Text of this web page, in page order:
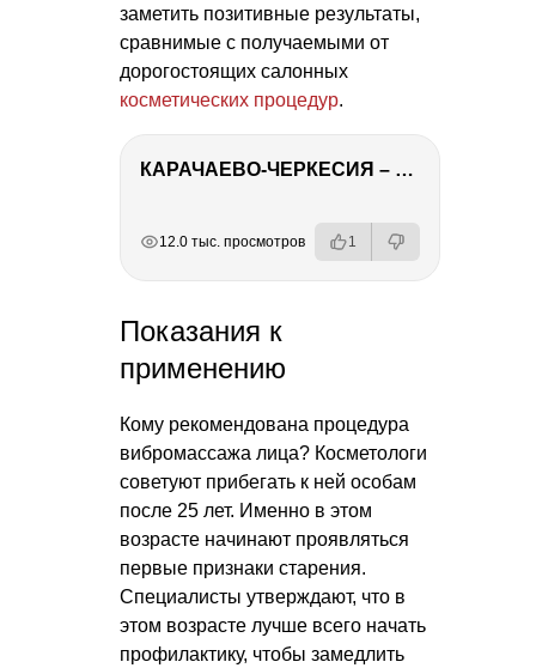
заметить позитивные результаты,
сравнимые с получаемыми от
дорогостоящих салонных
косметических процедур.
КАРАЧАЕВО-ЧЕРКЕСИЯ – ПУТЕШЕСТВИЕ НА КАВКАЗ часть 2
12.0 тыс. просмотров 1
Показания к
применению
Кому рекомендована процедура
вибромассажа лица? Косметологи
советуют прибегать к ней особам
после 25 лет. Именно в этом
возрасте начинают проявляться
первые признаки старения.
Специалисты утверждают, что в
этом возрасте лучше всего начать
профилактику, чтобы замедлить